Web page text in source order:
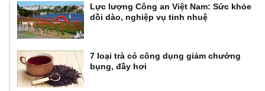
Lực lượng Công an Việt Nam: Sức khỏe
dồi dào, nghiệp vụ tinh nhuệ
7 loại trà có công dụng giảm chướng
bụng, đầy hơi